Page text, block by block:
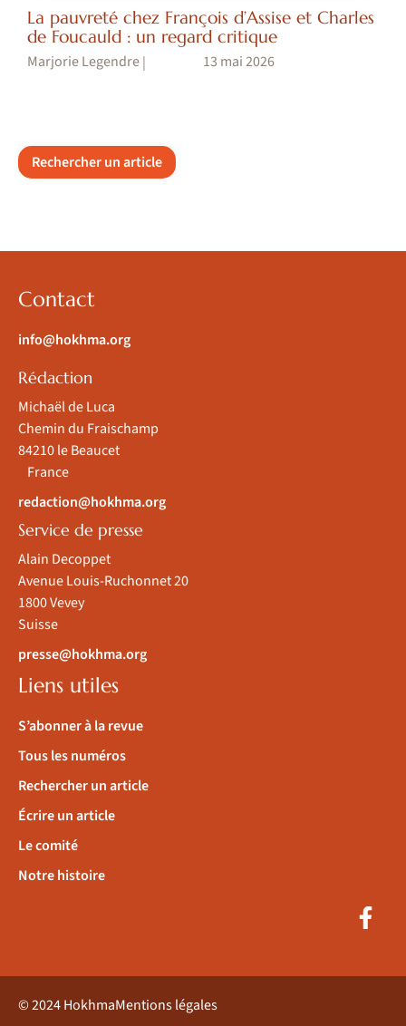
La pauvreté chez François d’Assise et Charles
de Foucauld : un regard critique
Marjorie Legendre| 13 mai 2026
Rechercher un article
Contact
info@hokhma.org
Rédaction
Michaël de Luca
Chemin du Fraischamp
84210 le Beaucet
France
redaction@hokhma.org
Service de presse
Alain Decoppet
Avenue Louis-Ruchonnet 20
1800 Vevey
Suisse
presse@hokhma.org
Liens utiles
S’abonner à la revue
Tous les numéros
Rechercher un article
Écrire un article
Le comité
Notre histoire
© 2024 HokhmaMentions légales